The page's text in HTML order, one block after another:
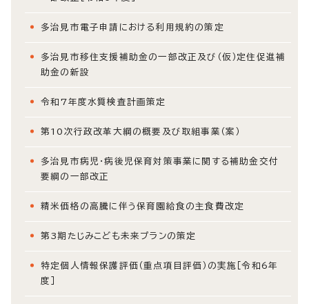
多治見市電子申請における利用規約の策定
多治見市移住支援補助金の一部改正及び（仮）定住促進補
助金の新設
令和7年度水質検査計画策定
第10次行政改革大綱の概要及び取組事業（案）
多治見市病児・病後児保育対策事業に関する補助金交付
要綱の一部改正
精米価格の高騰に伴う保育園給食の主食費改定
第3期たじみこども未来プランの策定
特定個人情報保護評価（重点項目評価）の実施［令和6年
度］